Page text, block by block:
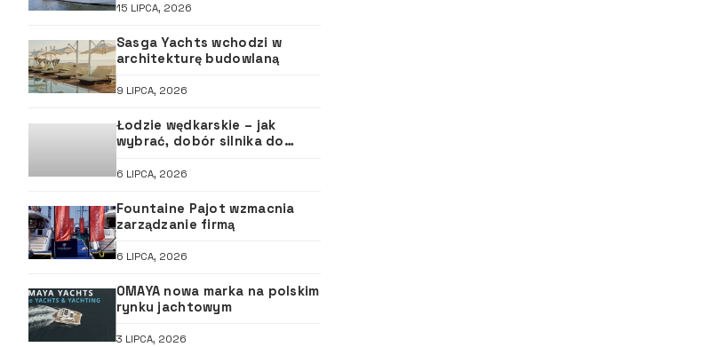
15 LIPCA, 2026
Sasga Yachts wchodzi w
architekturę budowlaną
9 LIPCA, 2026
Łodzie wędkarskie – jak
wybrać, dobór silnika do
6 LIPCA, 2026
Fountaine Pajot wzmacnia
zarządzanie firmą
6 LIPCA, 2026
OMAYA nowa marka na polskim
rynku jachtowym
3 LIPCA, 2026